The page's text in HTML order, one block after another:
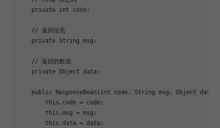
private int code;
// 返回信息
private String msg;
// 返回的数据
private Object data;
public ResponseBean ( int code, String msg, Object data)
this .code = code;
this .msg = msg;
this .data = data;